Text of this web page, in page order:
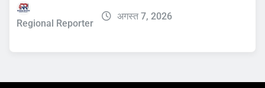
Regional Reporter
अगस्त 7, 2026